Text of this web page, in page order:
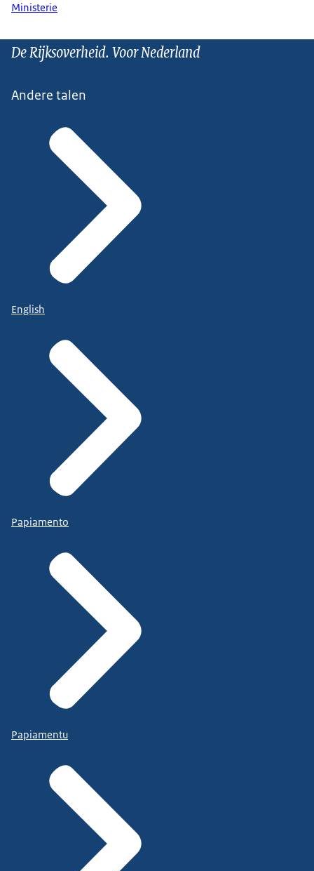
Ministerie
De Rijksoverheid. Voor Nederland
Andere talen
English
Papiamento
Papiamentu